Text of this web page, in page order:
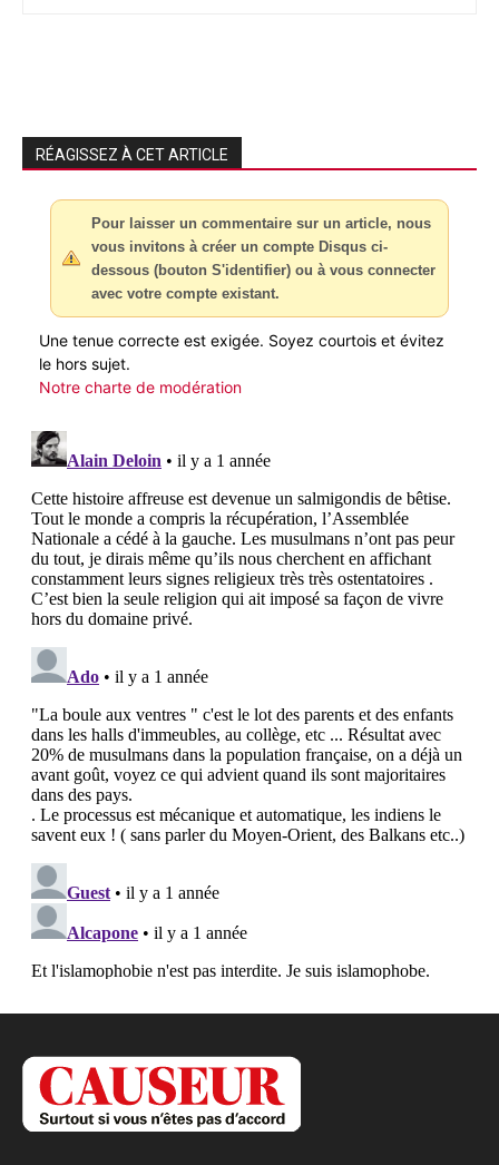
RÉAGISSEZ À CET ARTICLE
Pour laisser un commentaire sur un article, nous
vous invitons à créer un compte Disqus ci-
dessous (bouton S'identifier) ou à vous connecter
avec votre compte existant.
Une tenue correcte est exigée. Soyez courtois et évitez
le hors sujet.
Notre charte de modération